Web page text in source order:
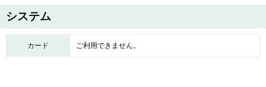
システム
カード ご利用できません。